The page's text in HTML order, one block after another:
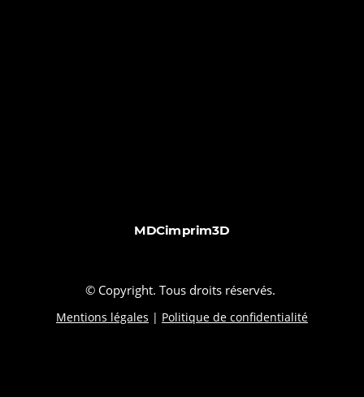
MDCimprim3D
© Copyright. Tous droits réservés.
Mentions légales | Politique de confidentialité